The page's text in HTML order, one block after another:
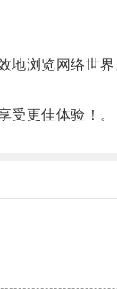
浏览网络世界
更佳体验！。